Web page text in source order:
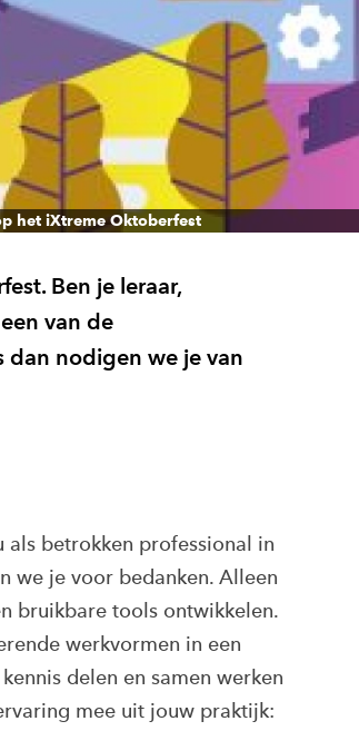
het iXtreme Oktoberfest
Ben je leraar,
van de
dan nodigen we je van
betrokken professional in
we je voor bedanken. Alleen
bruikbare tools ontwikkelen.
werkvormen in een
delen en samen werken
mee uit jouw praktijk: